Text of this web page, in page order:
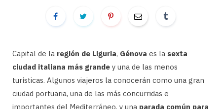
Capital de la región de Liguria, Génova es la sexta
ciudad italiana más grande y una de las menos
turísticas. Algunos viajeros la conocerán como una gran
ciudad portuaria, una de las más concurridas e
importantes del Mediterráneo, y una parada común para